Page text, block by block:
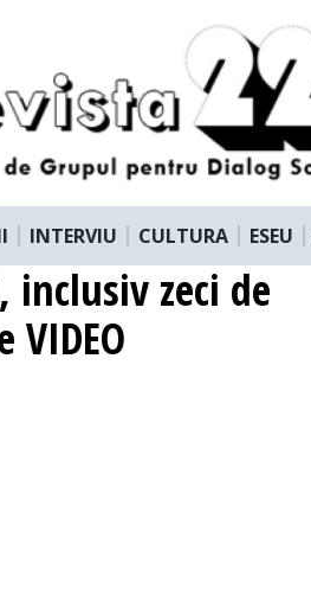
INTERVIU CULTURA ESEU
zeci de